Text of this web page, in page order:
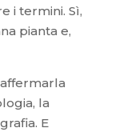
i termini. Sì,
pianta e,
la
E